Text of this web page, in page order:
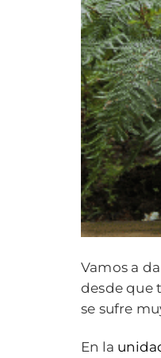
Vamos a
desde que
se sufre
En la